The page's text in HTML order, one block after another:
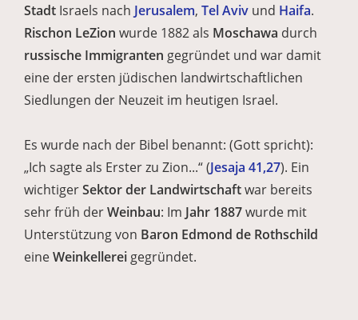
Stadt Israels nach Jerusalem, Tel Aviv und Haifa.
Rischon LeZion wurde 1882 als Moschawa durch
russische Immigranten gegründet und war damit
eine der ersten jüdischen landwirtschaftlichen
Siedlungen der Neuzeit im heutigen Israel.
Es wurde nach der Bibel benannt: (Gott spricht):
„Ich sagte als Erster zu Zion...“ (Jesaja 41,27). Ein
wichtigerSektor der Landwirtschaftwar bereits
sehr früh derWeinbau: Im Jahr 1887wurde mit
Unterstützung von Baron Edmond de Rothschild
eineWeinkellerei gegründet.